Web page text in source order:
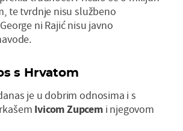
te tvrdnje nisu službeno
ni Rajić nisu javno
s Hrvatom
je u dobrim odnosima i s
Ivicom Zupcem i njegovom